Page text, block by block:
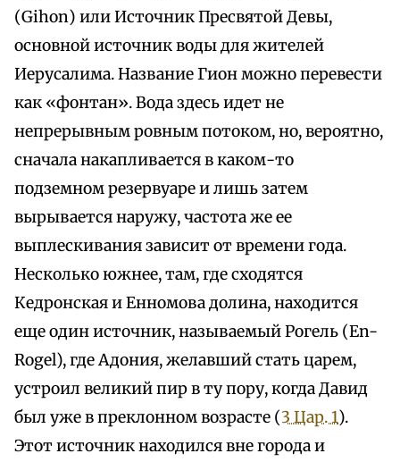
(Gihon) или Источник Пресвятой Девы,
основной источник воды для жителей
Иерусалима. Название Гион можно перевести
как «фонтан». Вода здесь идет не
непрерывным ровным потоком, но, вероятно,
сначала накапливается в каком-то
подземном резервуаре и лишь затем
вырывается наружу, частота же ее
выплескивания зависит от времени года.
Несколько южнее, там, где сходятся
Кедронская и Енномова долина, находится
еще один источник, называемый Рогель (En-
Rogel), где Адония, желавший стать царем,
устроил великий пир в ту пору, когда Давид
был уже в преклонном возрасте (3 Цар. 1).
Этот источник находился вне города и